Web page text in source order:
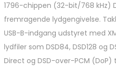
1796-chippen (32-bit/768 kHz)
fremragende lydgengivelse.
USB-B-indgang udstyret med
lydfiler som DSD84, DSD128 og
Direct og DSD-over-PCM (DoP)